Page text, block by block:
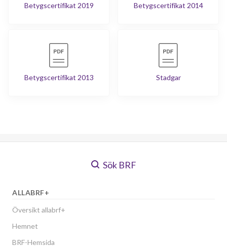
Betygscertifikat 2019 Betygscertifikat 2014
Betygscertifikat 2013 Stadgar
Sök BRF
ALLABRF+
Översikt allabrf+
Hemnet
BRF-Hemsida